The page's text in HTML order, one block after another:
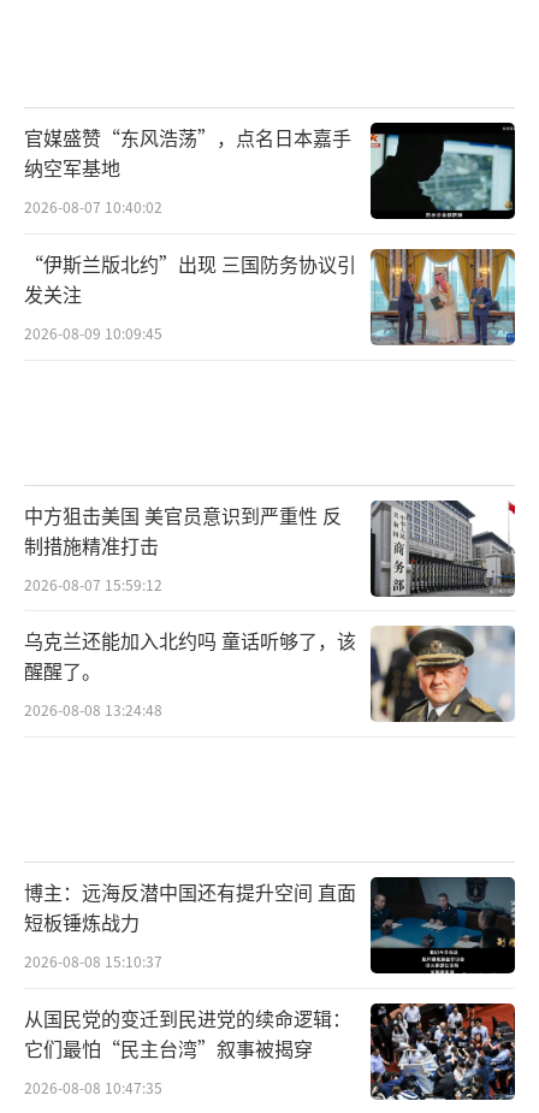
官媒盛赞“东风浩荡”，点名日本嘉手
纳空军基地
2026-08-07 10:40:02
“伊斯兰版北约”出现 三国防务协议引
发关注
2026-08-09 10:09:45
中方狙击美国 美官员意识到严重性 反
制措施精准打击
2026-08-07 15:59:12
乌克兰还能加入北约吗 童话听够了，该
醒醒了。
2026-08-08 13:24:48
博主：远海反潜中国还有提升空间 直面
短板锤炼战力
2026-08-08 15:10:37
从国民党的变迁到民进党的续命逻辑：
它们最怕“民主台湾”叙事被揭穿
2026-08-08 10:47:35